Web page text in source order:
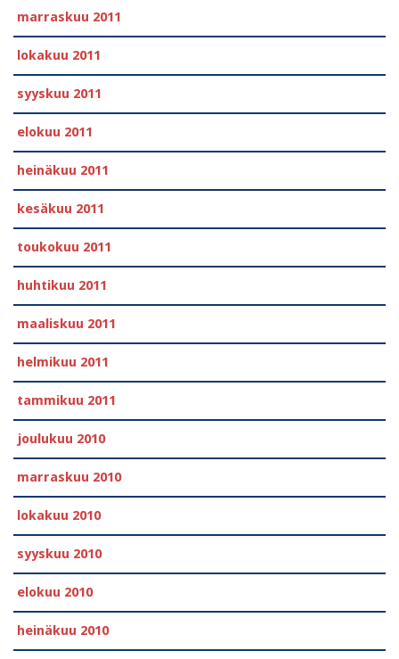
marraskuu 2011
lokakuu 2011
syyskuu 2011
elokuu 2011
heinäkuu 2011
kesäkuu 2011
toukokuu 2011
huhtikuu 2011
maaliskuu 2011
helmikuu 2011
tammikuu 2011
joulukuu 2010
marraskuu 2010
lokakuu 2010
syyskuu 2010
elokuu 2010
heinäkuu 2010